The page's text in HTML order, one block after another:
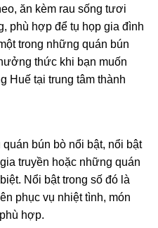
ăn kèm rau sống tươi
phù hợp để tụ họp gia đình
trong những quán bún
thức khi bạn muốn
Huế tại trung tâm thành
bún bò nổi bật, nổi bật
truyền hoặc những quán
Nổi bật trong số đó là
phục vụ nhiệt tình, món
hợp.